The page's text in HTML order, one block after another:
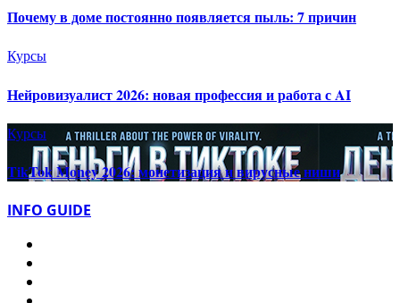
Почему в доме постоянно появляется пыль: 7 причин
Курсы
Нейровизуалист 2026: новая профессия и работа с AI
Курсы
TikTok Money 2026: монетизация и вирусные ниши
INFO GUIDE